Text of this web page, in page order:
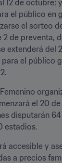
12 de octubre;
el público en
el sorteo
de preventa,
extenderá del
el público
el 20
disputarán
estadios.
accesible y
a precios